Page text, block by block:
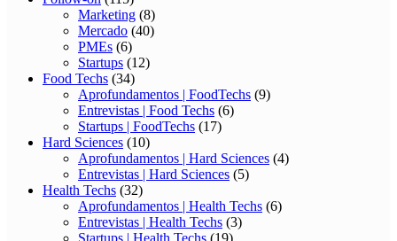
Marketing (8)
Mercado (40)
PMEs (6)
Startups (12)
Food Techs (34)
Aprofundamentos | FoodTechs (9)
Entrevistas | Food Techs (6)
Startups | FoodTechs (17)
Hard Sciences (10)
Aprofundamentos | Hard Sciences (4)
Entrevistas | Hard Sciences (5)
Health Techs (32)
Aprofundamentos | Health Techs (6)
Entrevistas | Health Techs (3)
Startups | Health Techs (19)